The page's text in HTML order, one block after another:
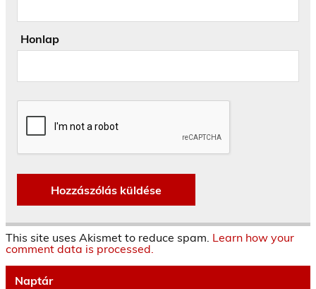
Honlap
This site uses Akismet to reduce spam. Learn how your
comment data is processed.
Naptár